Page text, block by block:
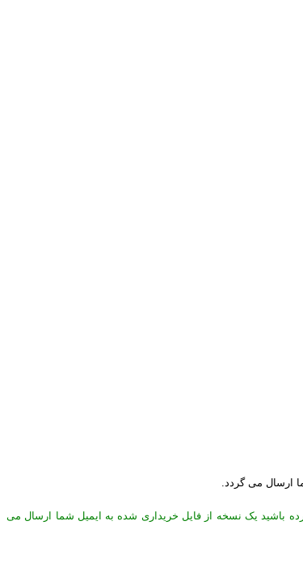
ارسال می گردد.
باشید یک نسخه از فایل خریداری شده به ایمیل شما ارسال می